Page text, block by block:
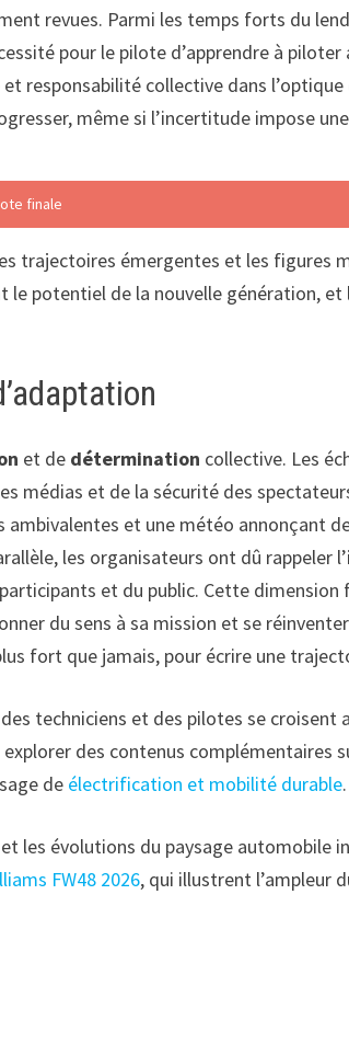
revues. Parmi les temps forts du
pour le pilote d’apprendre à
responsabilité collective dans l’optique
même si l’incertitude impose
finale
trajectoires émergentes et les figures
potentiel de la nouvelle génération,
et de détermination collective. Les
médias et de la sécurité des
et une météo annonçant
les organisateurs ont dû
et du public. Cette dimension
du sens à sa mission et se
fort que jamais, pour écrire une
techniciens et des pilotes se
des contenus complémentaires
de électrification et mobilité durable.
les évolutions du paysage automobile
FW48 2026, qui illustrent l’ampleur